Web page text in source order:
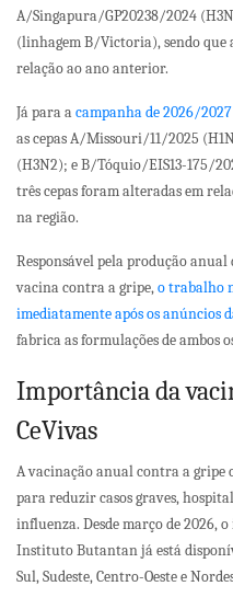
A/Singapura/GP20238/2024
(linhagem B/Victoria), sendo que
relação ao ano anterior.
Já para acampanha de 2026/
as cepas A/Missouri/11/2025
(H3N2); e B/Tóquio/EIS13-175/
três cepas foram alteradas em
na região.
Responsável pela produção anual
vacina contra a gripe,o trabalho
imediatamente após os anúncios
fabrica as formulações de ambos
Importância da
CeVivas
A vacinação anual contra a
para reduzir casos graves,
influenza. Desde março de
Instituto Butantan já está
Sul, Sudeste, Centro-Oeste e